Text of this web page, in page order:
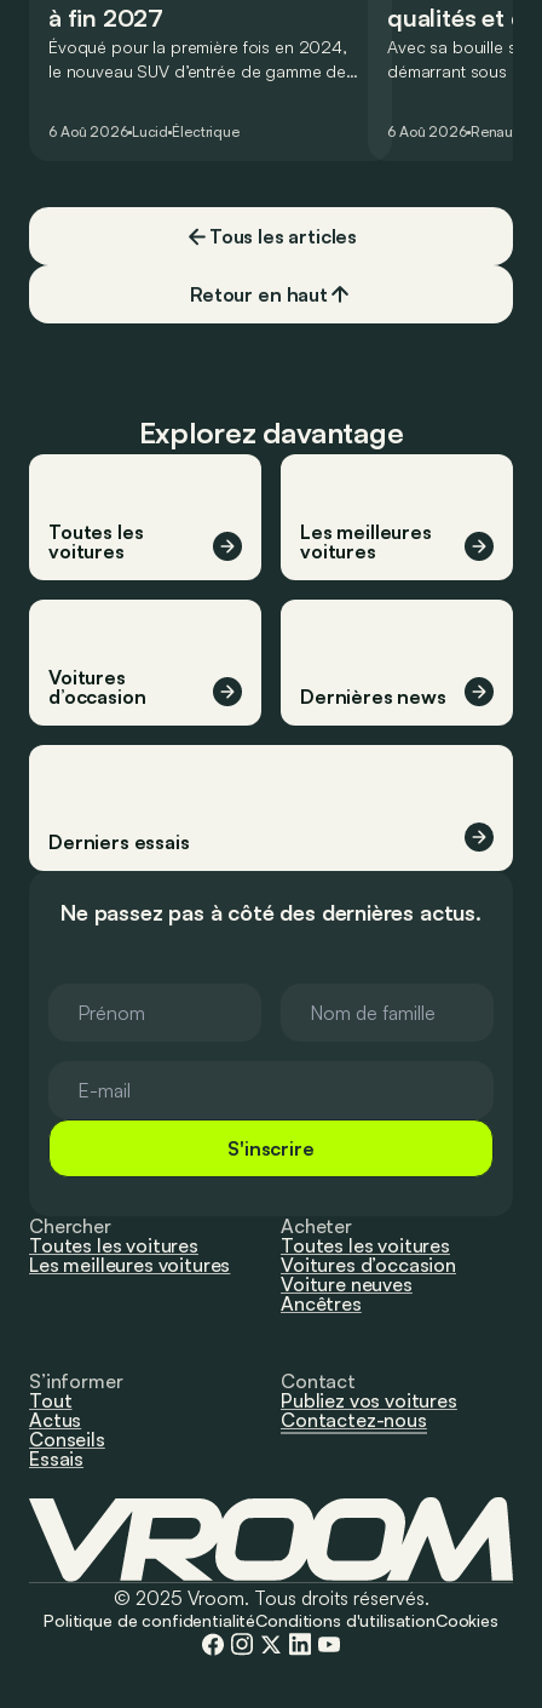
à fin 2027
Évoqué pour la première fois en 2024,
le nouveau SUV d’entrée de gamme de
gamme du constructeur d’ici la fin de
l’année 2026.
6 Aoû 2026 Lucid Électrique
qualités et
Avec sa bouille
démarrant sous
moment. Mais est-
6 Aoû 2026 Renault
Tous les articles
Retour en haut
Explorez davantage
Toutes les
voitures
Les meilleures
voitures
Voitures
d’occasion
Dernières news
Derniers essais
Ne passez pas à côté des dernières actus.
S'inscrire
Chercher
Toutes les voitures
Les meilleures voitures
Acheter
Toutes les voitures
Voitures d’occasion
Voiture neuves
Ancêtres
S’informer
Tout
Actus
Conseils
Essais
Contact
Publiez vos voitures
Contactez-nous
© 2025 Vroom. Tous droits réservés.
Politique de confidentialitéConditions d'utilisationCookies